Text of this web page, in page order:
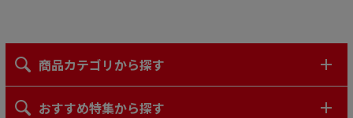
商品カテゴリから探す
おすすめ特集から探す